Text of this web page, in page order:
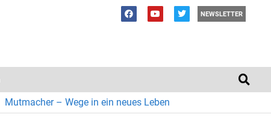
NEWSLETTER
Mutmacher – Wege in ein neues Leben